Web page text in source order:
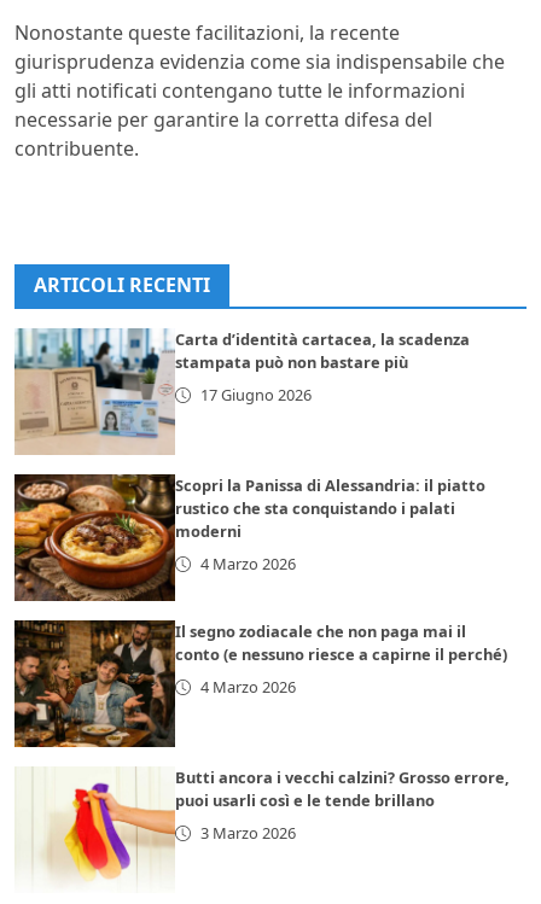
Nonostante queste facilitazioni, la recente
giurisprudenza evidenzia come sia indispensabile che
gli atti notificati contengano tutte le informazioni
necessarie per garantire la corretta difesa del
contribuente.
ARTICOLI RECENTI
Carta d’identità cartacea, la scadenza
stampata può non bastare più
17 Giugno 2026
Scopri la Panissa di Alessandria: il piatto
rustico che sta conquistando i palati
moderni
4 Marzo 2026
Il segno zodiacale che non paga mai il
conto (e nessuno riesce a capirne il perché)
4 Marzo 2026
Butti ancora i vecchi calzini? Grosso errore,
puoi usarli così e le tende brillano
3 Marzo 2026